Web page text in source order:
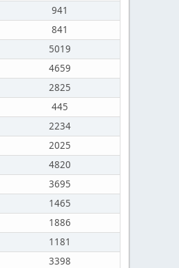
941
841
5019
4659
2825
445
2234
2025
4820
3695
1465
1886
1181
3398